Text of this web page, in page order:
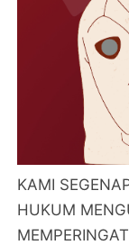
KAMI
HUKUM